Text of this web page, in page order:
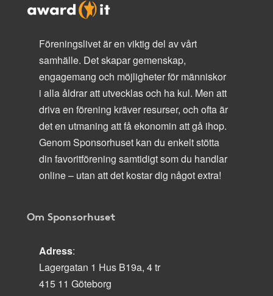
Föreningslivet är en viktig del av vårt
samhälle. Det skapar gemenskap,
engagemang och möjligheter för människor
i alla åldrar att utvecklas och ha kul. Men att
driva en förening kräver resurser, och ofta är
det en utmaning att få ekonomin att gå ihop.
Genom Sponsorhuset kan du enkelt stötta
din favoritförening samtidigt som du handlar
online – utan att det kostar dig något extra!
Om Sponsorhuset
Adress:
Lagergatan 1 Hus B19a, 4 tr
415 11 Göteborg